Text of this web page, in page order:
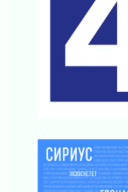
водоснабжения в
06 августа 2026
Проект
06 августа 2026
Стань частью
06 августа 2026
06 августа 2026
Для меня ты на
05 августа 2026